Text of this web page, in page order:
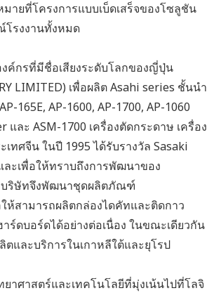
มายที่โครงการแบบเบ็ดเสร็จของโซลูชัน
รงงานทั้งหมด
ค์กรที่มีชื่อเสียงระดับโลกของญี่ปุ่น
LIMITED) เพื่อผลิต Asahi series ชั้นนำ
165E, AP-1600, AP-1700, AP-1060
และ ASM-1700 เครื่องตัดกระดาษ เครื่อง
เทศจีน ในปี 1995 ได้รับรางวัล Sasaki
ละเพื่อให้ทราบถึงการพัฒนาของ
บริษัทจึงพัฒนาชุดผลิตภัณฑ์
ให้สามารถผลิตกล่องไดคัทและติดกาว
ร์ดบอร์ดได้อย่างต่อเนื่อง ในขณะเดียวกัน
ตและบริการในเกาหลีใต้และยุโรป
าศาสตร์และเทคโนโลยีที่มุ่งเน้นไปที่โลจิ